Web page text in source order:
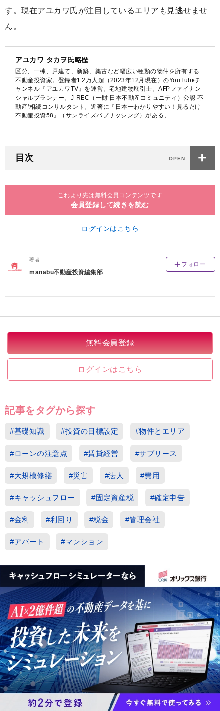
す。現在アユカワ氏が注目しているエリアも見逃せませ
ん。
アユカワ タカヲ氏略歴
区分、一棟、戸建て、新築、築古など幅広い種類の物件を所有する
不動産投資家。登録者1.2万人超（2023年12月現在）のYouTubeチ
ャンネル『アユカワTV』を運営。宅地建物取引士。AFPファイナン
シャルプランナー。J-REC（一財 日本不動産コミュニティ）公認 不
動産/相続コンサルタント。近著に『日本一わかりやすい！見るだけ
不動産投資58』（サンライズパブリッシング）がある。
目次
これより先は無料会員コンテンツです
会員登録して続きを読む
ログインはこちら
著者
manabu不動産投資編集部
フォロー
無料会員登録
ログインはこちら
記事をタグから探す
#基礎知識 #投資の目標設定 #物件とエリア
#ローンの注意点 #賃貸経営 #サブリース
#大規模修繕 #災害 #法人 #費用
#キャッシュフロー #固定資産税 #確定申告
#金利 #利回り #税金 #管理会社
#アパート #マンション